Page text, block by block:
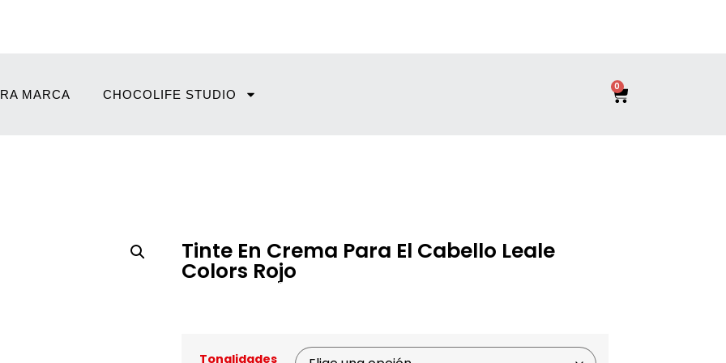
MARCA CHOCOLIFE STUDIO
0
Tinte En Crema Para El Cabello Leale
Colors Rojo
Pedir Información Adicional
Tonalidades